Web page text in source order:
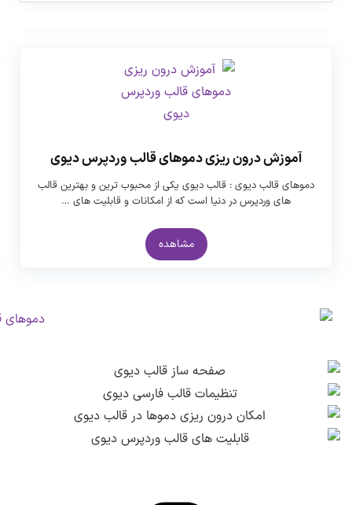
آموزش درون ریزی دموهای قالب وردپرس دیوی
دموهای قالب دیوی : قالب دیوی یکی از محبوب ترین و بهترین قالب
های وردپرس در دنیا است که از امکانات و قابلیت های …
مشاهده